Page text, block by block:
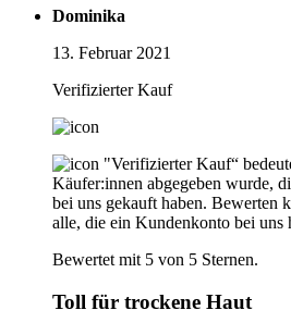
Dominika
13. Februar 2021
Verifizierter Kauf
"Verifizierter Kauf“
Käufer:innen abgegeben wurde,
bei uns gekauft haben. Bewerten
alle, die ein Kundenkonto bei uns
Bewertet mit 5 von 5 Sternen.
Toll für trockene Haut